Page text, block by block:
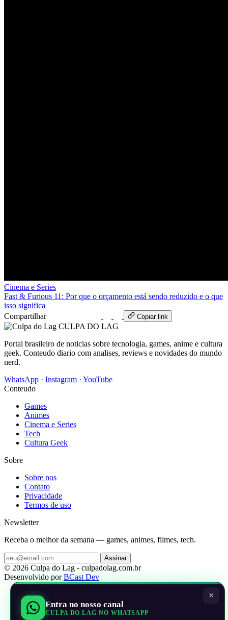
Cinema e Series
Fast & Furious 11: Por que o orçamento está sendo reduzido e o que
isso significa
Compartilhar
Copiar link
CULPA DO LAG
Portal brasileiro de noticias sobre tecnologia, games, anime e cultura
geek. Conteudo diario com analises, reviews e novidades do mundo
nerd.
WhatsApp · Instagram · YouTube
Conteudo
Games
Animes
Cinema e Series
Tech
Cultura Geek
Sobre
Sobre nos
Contato
Privacidade
Termos de uso
Newsletter
Receba o melhor da semana — games, animes, filmes, tech.
Assinar
© 2026 Culpa do Lag - culpadolag.com.br
Desenvolvido porBCast Dev
×
Entra no nosso canal
CULPA DO LAG NO WHATSAPP